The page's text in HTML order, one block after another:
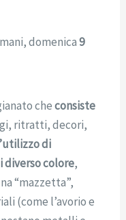
domenica9
checonsiste
ritratti, decori,
di
diverso colore,
“mazzetta”,
(come l’avorio e